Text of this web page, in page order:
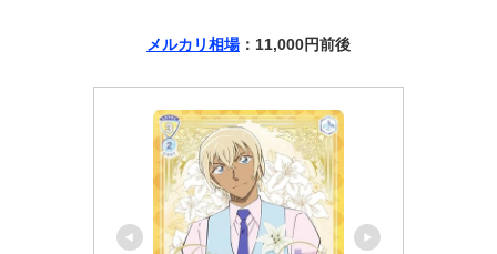
メルカリ相場：11,000円前後